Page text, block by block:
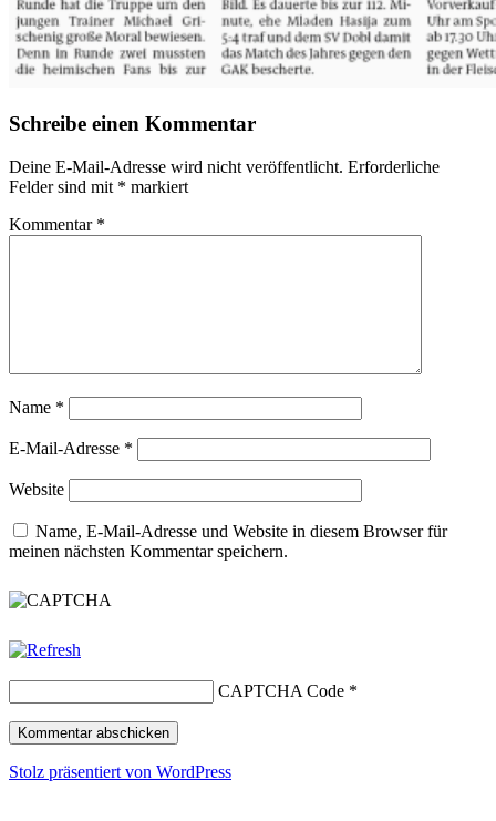
Schreibe einen Kommentar
Deine E-Mail-Adresse wird nicht veröffentlicht. Erforderliche
Felder sind mit * markiert
Kommentar *
Name *
E-Mail-Adresse *
Website
Name, E-Mail-Adresse und Website in diesem Browser für
meinen nächsten Kommentar speichern.
CAPTCHA Code *
Stolz präsentiert von WordPress